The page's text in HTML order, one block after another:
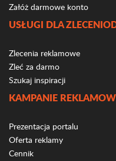
Załóż darmowe konto
USŁUGI DLA
Zlecenia reklamowe
Zleć za darmo
Szukaj inspiracji
KAMPANIE
Prezentacja portalu
Oferta reklamy
Cennik